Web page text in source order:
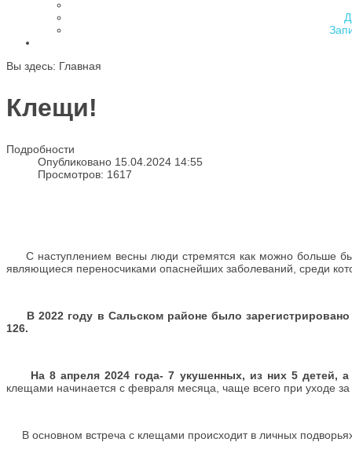
Вы здесь: Главная
Клещи!
Подробности
Опубликовано 15.04.2024 14:55
Просмотров: 1617
С наступлением весны люди стремятся как можно больше
являющиеся переносчиками опаснейших заболеваний, среди
В 2022 году в Сальском районе было зарегистрировано
126.
На 8 апреля 2024 года- 7 укушенных, из них 5 детей, а
клещами начинается с февраля месяца, чаще всего при уходе
В основном встреча с клещами происходит в личных